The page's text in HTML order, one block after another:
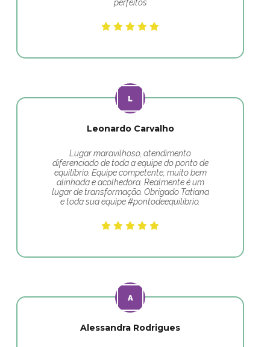
perfeitos
Leonardo Carvalho
Lugar maravilhoso, atendimento
diferenciado de toda a equipe do ponto de
equilíbrio. Equipe competente, muito bem
alinhada e acolhedora. Realmente é um
lugar de transformação. Obrigado Tatiana
e toda sua equipe #pontodeequilibrio.
Alessandra Rodrigues